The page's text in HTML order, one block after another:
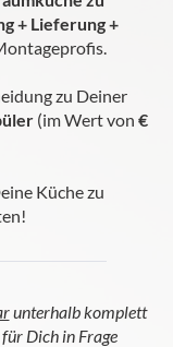
+ Lieferung +
zu Deiner
(im Wert von €
Küche zu
unterhalb komplett
Dich in Frage